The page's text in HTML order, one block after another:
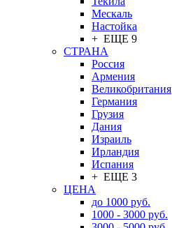
Мескаль
Настойка
+ ЕЩЕ 9
СТРАНА
Россия
Армения
Великобритания
Германия
Грузия
Дания
Израиль
Ирландия
Испания
+ ЕЩЕ 3
ЦЕНА
до 1000 руб.
1000 - 3000 руб.